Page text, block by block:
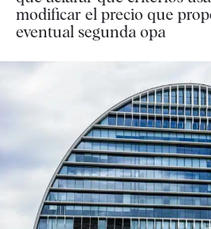
modificar el precio que
eventual segunda opa